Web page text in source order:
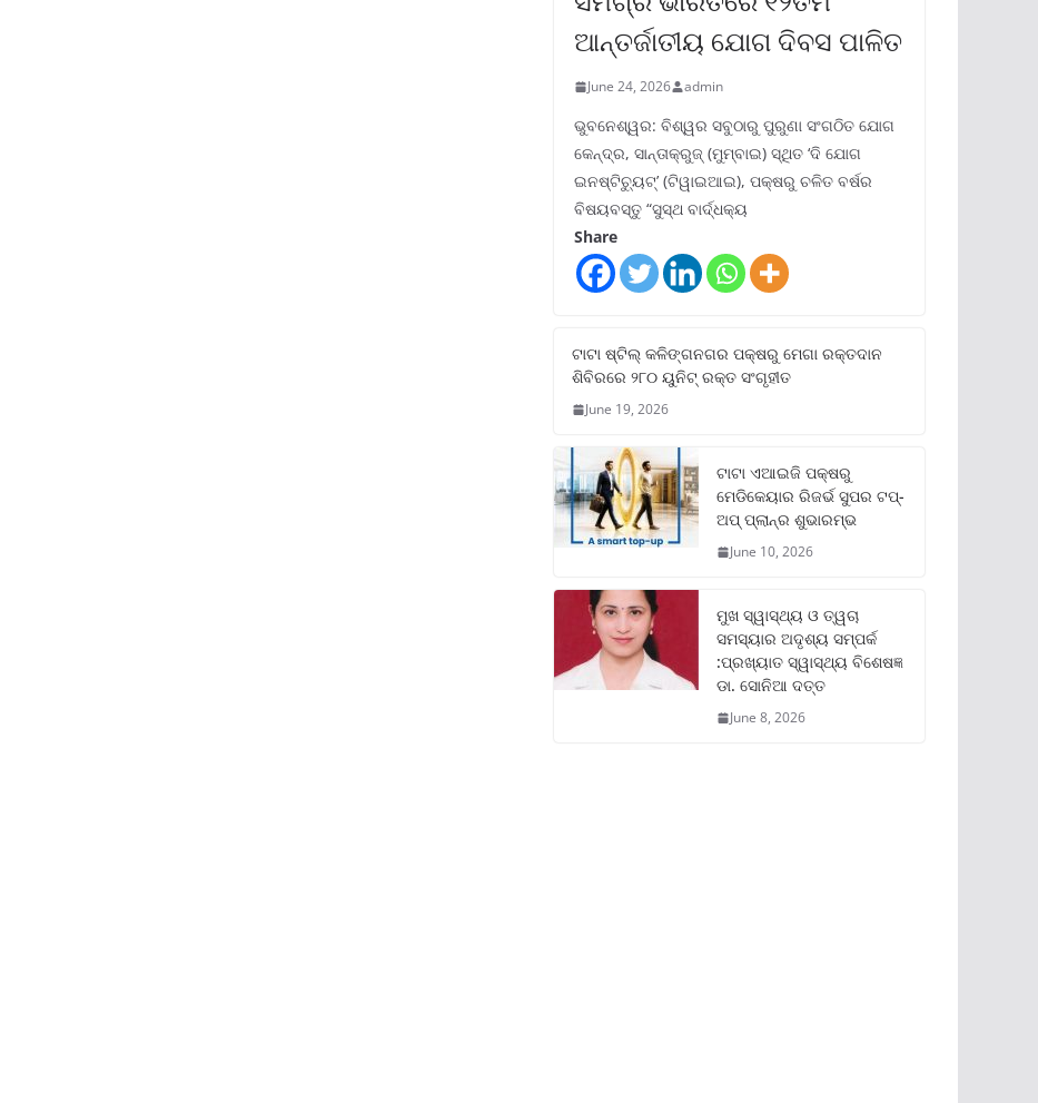
ଆନ୍ତର୍ଜାତୀୟ ଯୋଗ ଦିବସ ପାଳିତ
June 24, 2026 admin
ଭୁବନେଶ୍ୱର: ବିଶ୍ୱର ସବୁଠାରୁ ପୁରୁଣା ସଂଗଠିତ ଯୋଗ
କେନ୍ଦ୍ର, ସାନ୍ତାକ୍ରୁଜ୍ (ମୁମ୍ବାଇ) ସ୍ଥିତ ‘ଦି ଯୋଗ
ଇନଷ୍ଟିଚ୍ୟୁଟ୍‌’ (ଟିୱାଇଆଇ), ପକ୍ଷରୁ ଚଳିତ ବର୍ଷର
ବିଷୟବସ୍ତୁ “ସୁସ୍ଥ ବାର୍ଦ୍ଧକ୍ୟ
Share
ଟାଟା ଷ୍ଟିଲ୍‌ କଳିଙ୍ଗନଗର ପକ୍ଷରୁ ମେଗା ରକ୍ତଦାନ
ଶିବିରରେ ୨୮୦ ୟୁନିଟ୍‌ ରକ୍ତ ସଂଗୃହୀତ
June 19, 2026
ଟାଟା ଏଆଇଜି ପକ୍ଷରୁ
ମେଡିକେୟାର ରିଜର୍ଭ ସୁପର ଟପ୍‌-
ଅପ୍ ପ୍ଲାନ୍‌ର ଶୁଭାରମ୍ଭ
June 10, 2026
ମୁଖ ସ୍ୱାସ୍ଥ୍ୟ ଓ ତ୍ୱଚା
ସମସ୍ୟାର ଅଦୃଶ୍ୟ ସମ୍ପର୍କ
:ପ୍ରଖ୍ୟାତ ସ୍ୱାସ୍ଥ୍ୟ ବିଶେଷଜ୍ଞ
ଡା. ସୋନିଆ ଦତ୍ତ
June 8, 2026